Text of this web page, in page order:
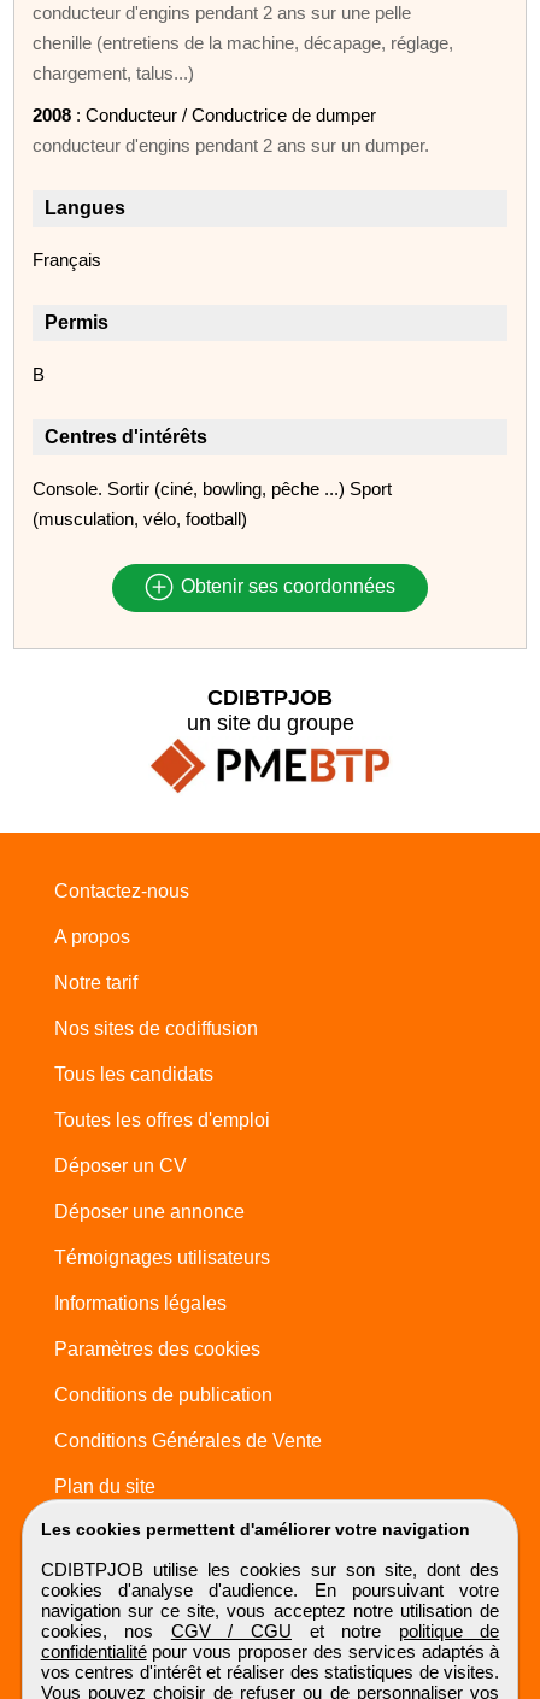
conducteur d'engins pendant 2 ans sur une pelle
chenille (entretiens de la machine, décapage, réglage,
chargement, talus...)
2008 : Conducteur / Conductrice de dumper
conducteur d'engins pendant 2 ans sur un dumper.
Langues
Français
Permis
B
Centres d'intérêts
Console. Sortir (ciné, bowling, pêche ...) Sport
(musculation, vélo, football)
Obtenir ses coordonnées
Les cookies permettent d'améliorer votre navigation
CDIBTPJOB utilise les cookies sur son site, dont des
cookies d'analyse d'audience. En poursuivant votre
navigation sur ce site, vous acceptez notre utilisation de
cookies, nos CGV / CGU et notre politique de
confidentialitépour vous proposer des services adaptés à
vos centres d'intérêt et réaliser des statistiques de visites.
Vous pouvez choisir de refuser ou de personnaliser vos
CDIBTPJOB
un site du groupe
Contactez-nous
A propos
Notre tarif
Nos sites de codiffusion
Tous les candidats
Toutes les offres d'emploi
Déposer un CV
Déposer une annonce
Témoignages utilisateurs
Informations légales
Paramètres des cookies
Conditions de publication
Conditions Générales de Vente
Plan du site